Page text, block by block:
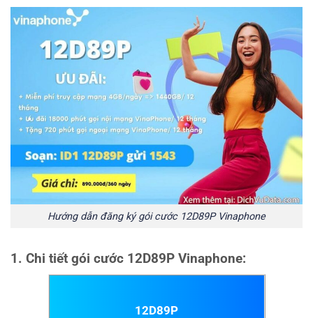
Hướng dẫn đăng ký gói cước 12D89P Vinaphone
1. Chi tiết gói cước 12D89P Vinaphone:
12D89P